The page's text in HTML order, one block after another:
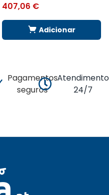
407,06 €
Adicionar
Pagamentos
seguros
Atendimento
24/7